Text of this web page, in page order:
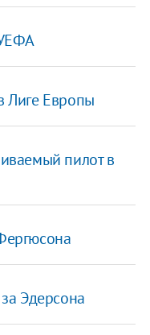
Лиге Европы
пилот в
Эдерсона